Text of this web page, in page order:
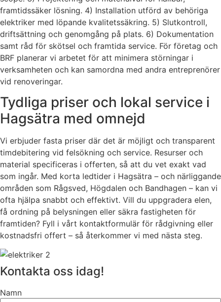
framtidssäker lösning. 4) Installation utförd av behöriga
elektriker med löpande kvalitetssäkring. 5) Slutkontroll,
driftsättning och genomgång på plats. 6) Dokumentation
samt råd för skötsel och framtida service. För företag och
BRF planerar vi arbetet för att minimera störningar i
verksamheten och kan samordna med andra entreprenörer
vid renoveringar.
Tydliga priser och lokal service i
Hagsätra med omnejd
Vi erbjuder fasta priser där det är möjligt och transparent
timdebitering vid felsökning och service. Resurser och
material specificeras i offerten, så att du vet exakt vad
som ingår. Med korta ledtider i Hagsätra – och närliggande
områden som Rågsved, Högdalen och Bandhagen – kan vi
ofta hjälpa snabbt och effektivt. Vill du uppgradera elen,
få ordning på belysningen eller säkra fastigheten för
framtiden? Fyll i vårt kontaktformulär för rådgivning eller
kostnadsfri offert – så återkommer vi med nästa steg.
Kontakta oss idag!
Namn